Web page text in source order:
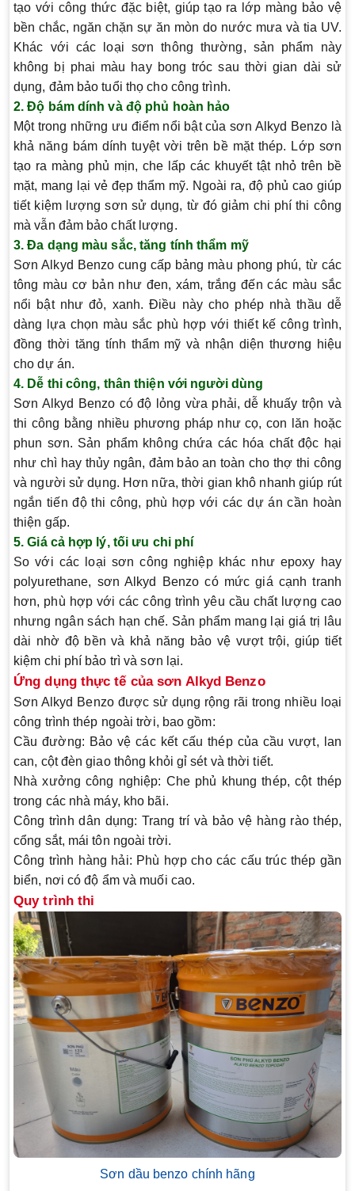
tạo với công thức đặc biệt, giúp tạo ra lớp màng bảo vệ
bền chắc, ngăn chặn sự ăn mòn do nước mưa và tia UV.
Khác với các loại sơn thông thường, sản phẩm này
không bị phai màu hay bong tróc sau thời gian dài sử
dụng, đảm bảo tuổi thọ cho công trình.
2. Độ bám dính và độ phủ hoàn hảo
Một trong những ưu điểm nổi bật của sơn Alkyd Benzo là
khả năng bám dính tuyệt vời trên bề mặt thép. Lớp sơn
tạo ra màng phủ mịn, che lấp các khuyết tật nhỏ trên bề
mặt, mang lại vẻ đẹp thẩm mỹ. Ngoài ra, độ phủ cao giúp
tiết kiệm lượng sơn sử dụng, từ đó giảm chi phí thi công
mà vẫn đảm bảo chất lượng.
3. Đa dạng màu sắc, tăng tính thẩm mỹ
Sơn Alkyd Benzo cung cấp bảng màu phong phú, từ các
tông màu cơ bản như đen, xám, trắng đến các màu sắc
nổi bật như đỏ, xanh. Điều này cho phép nhà thầu dễ
dàng lựa chọn màu sắc phù hợp với thiết kế công trình,
đồng thời tăng tính thẩm mỹ và nhận diện thương hiệu
cho dự án.
4. Dễ thi công, thân thiện với người dùng
Sơn Alkyd Benzo có độ lỏng vừa phải, dễ khuấy trộn và
thi công bằng nhiều phương pháp như cọ, con lăn hoặc
phun sơn. Sản phẩm không chứa các hóa chất độc hại
như chì hay thủy ngân, đảm bảo an toàn cho thợ thi công
và người sử dụng. Hơn nữa, thời gian khô nhanh giúp rút
ngắn tiến độ thi công, phù hợp với các dự án cần hoàn
thiện gấp.
5. Giá cả hợp lý, tối ưu chi phí
So với các loại sơn công nghiệp khác như epoxy hay
polyurethane, sơn Alkyd Benzo có mức giá cạnh tranh
hơn, phù hợp với các công trình yêu cầu chất lượng cao
nhưng ngân sách hạn chế. Sản phẩm mang lại giá trị lâu
dài nhờ độ bền và khả năng bảo vệ vượt trội, giúp tiết
kiệm chi phí bảo trì và sơn lại.
Ứng dụng thực tế của sơn Alkyd Benzo
Sơn Alkyd Benzo được sử dụng rộng rãi trong nhiều loại
công trình thép ngoài trời, bao gồm:
Cầu đường: Bảo vệ các kết cấu thép của cầu vượt, lan
can, cột đèn giao thông khỏi gỉ sét và thời tiết.
Nhà xưởng công nghiệp: Che phủ khung thép, cột thép
trong các nhà máy, kho bãi.
Công trình dân dụng: Trang trí và bảo vệ hàng rào thép,
cổng sắt, mái tôn ngoài trời.
Công trình hàng hải: Phù hợp cho các cấu trúc thép gần
biển, nơi có độ ẩm và muối cao.
Quy trình thi
Sơn dầu benzo chính hãng